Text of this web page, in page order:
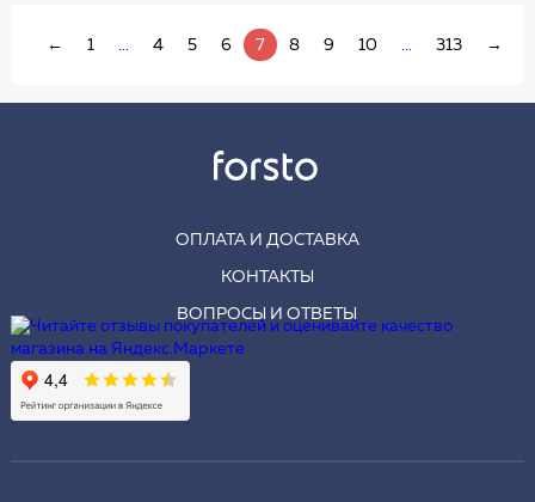
← 1 ... 4 5 6 7 8 9 10 ... 313 →
ОПЛАТА И ДОСТАВКА
КОНТАКТЫ
ВОПРОСЫ И ОТВЕТЫ